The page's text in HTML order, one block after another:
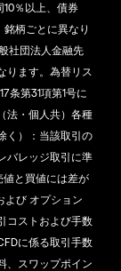
％以上、債券
柄ごとに異なり
社団法人金融先
ります。為替リス
条第31項第1号に
法・個人共）各種
く）：当該取引の
バレッジ取引に準
と買値には差が
よび オプション
コストおよび手数
に係る取引手数
、スワップポイン